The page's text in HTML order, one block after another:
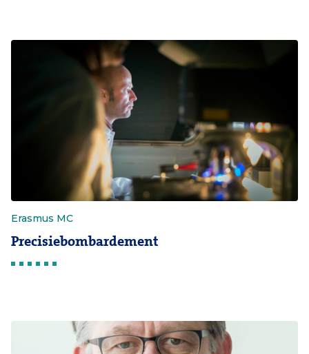
Erasmus MC
Precisiebombardement